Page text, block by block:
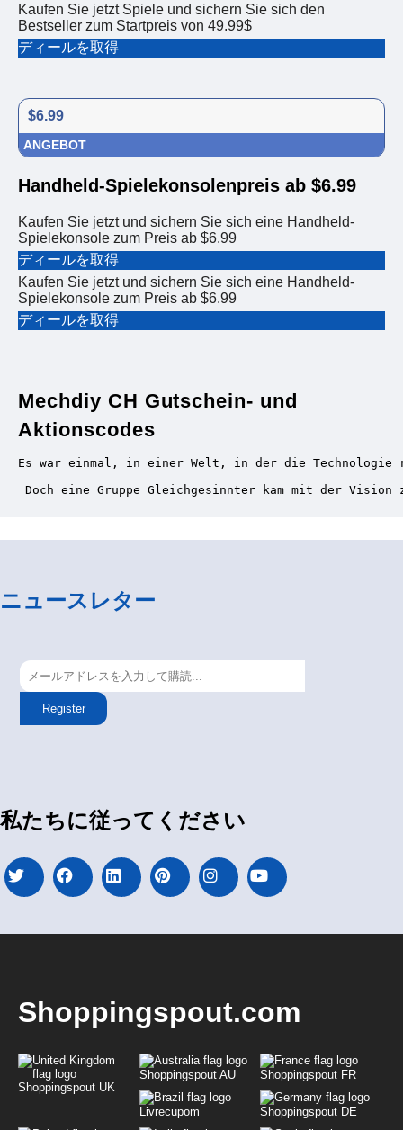
Kaufen Sie jetzt Spiele und sichern Sie sich den
Bestseller zum Startpreis von 49.99$
ディールを取得
$6.99
ANGEBOT
Handheld-Spielekonsolenpreis ab $6.99
Kaufen Sie jetzt und sichern Sie sich eine Handheld-
Spielekonsole zum Preis ab $6.99
ディールを取得
Kaufen Sie jetzt und sichern Sie sich eine Handheld-
Spielekonsole zum Preis ab $6.99
ディールを取得
Mechdiy CH Gutschein- und
Aktionscodes
Es war einmal, in einer Welt, in der die Technologie
Doch eine Gruppe Gleichgesinnter kam mit der
ニュースレター
Register
私たちに従ってください
Shoppingspout.com
Shoppingspout UK
Shoppingspout AU Shoppingspout FR
Livrecupom Shoppingspout DE